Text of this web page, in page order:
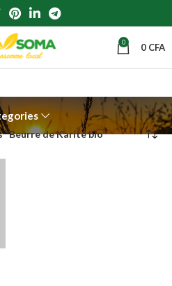
0 0 CFA
de Karité bio”